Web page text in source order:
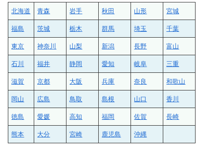
北海道 青森 岩手 秋田 山形 宮城
福島 茨城 栃木 群馬 埼玉 千葉
東京 神奈川 山梨 新潟 長野 富山
石川 福井 静岡 愛知 岐阜 三重
滋賀 京都 大阪 兵庫 奈良 和歌山
岡山 広島 鳥取 島根 山口 香川
徳島 愛媛 高知 福岡 佐賀 長崎
熊本 大分 宮崎 鹿児島 沖縄